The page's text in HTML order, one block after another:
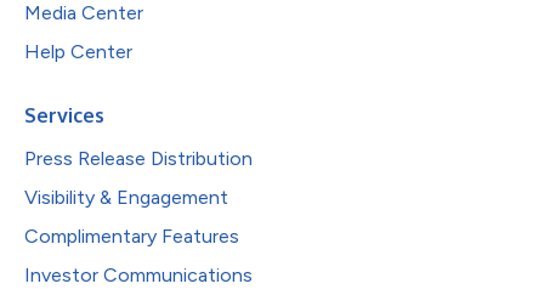
Media Center
Help Center
Services
Press Release Distribution
Visibility & Engagement
Complimentary Features
Investor Communications